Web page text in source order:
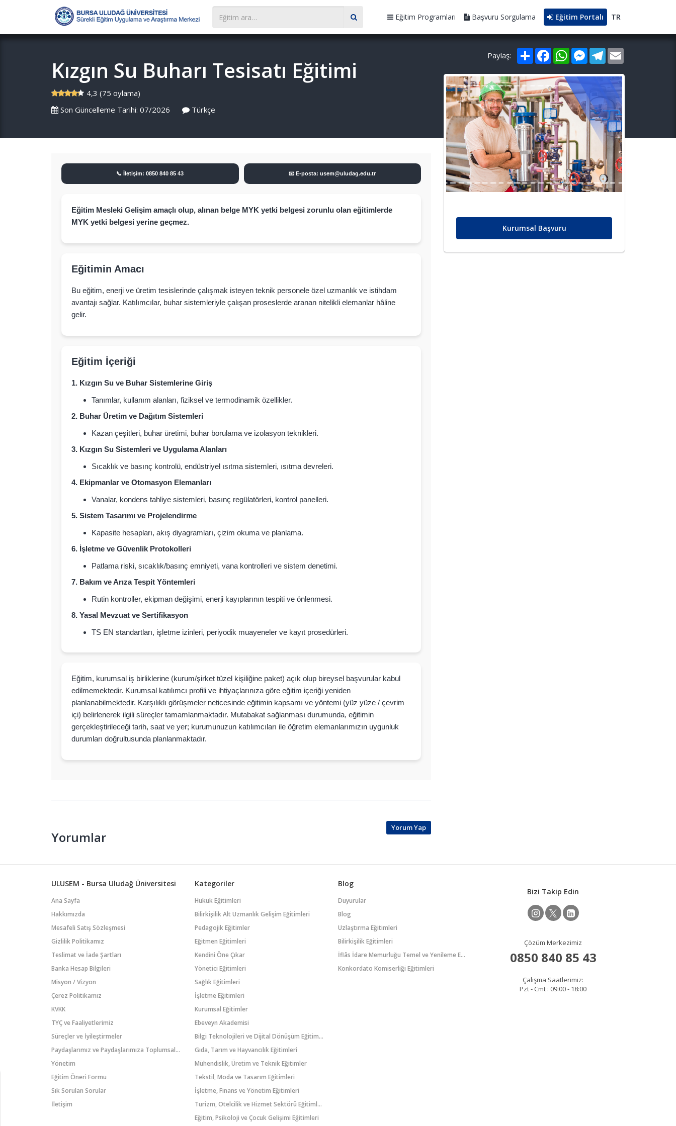
Eğitim Programları Başvuru Sorgulama Eğitim Portalı TR
Kızgın Su Buharı Tesisatı Eğitimi
4,3 (75 oylama)
Son Güncelleme Tarihi: 07/2026
Türkçe
📞 İletişim: 0850 840 85 43 📧 E-posta: usem@uludag.edu.tr
Eğitim Mesleki Gelişim amaçlı olup, alınan belge MYK yetki belgesi zorunlu olan eğitimlerde
MYK yetki belgesi yerine geçmez.
Eğitimin Amacı
Bu eğitim, enerji ve üretim tesislerinde çalışmak isteyen teknik personele özel uzmanlık ve istihdam
avantajı sağlar. Katılımcılar, buhar sistemleriyle çalışan proseslerde aranan nitelikli elemanlar hâline
gelir.
Eğitim İçeriği
1. Kızgın Su ve Buhar Sistemlerine Giriş
Tanımlar, kullanım alanları, fiziksel ve termodinamik özellikler.
2. Buhar Üretim ve Dağıtım Sistemleri
Kazan çeşitleri, buhar üretimi, buhar borulama ve izolasyon teknikleri.
3. Kızgın Su Sistemleri ve Uygulama Alanları
Sıcaklık ve basınç kontrolü, endüstriyel ısıtma sistemleri, ısıtma devreleri.
4. Ekipmanlar ve Otomasyon Elemanları
Vanalar, kondens tahliye sistemleri, basınç regülatörleri, kontrol panelleri.
5. Sistem Tasarımı ve Projelendirme
Kapasite hesapları, akış diyagramları, çizim okuma ve planlama.
6. İşletme ve Güvenlik Protokolleri
Patlama riski, sıcaklık/basınç emniyeti, vana kontrolleri ve sistem denetimi.
7. Bakım ve Arıza Tespit Yöntemleri
Rutin kontroller, ekipman değişimi, enerji kayıplarının tespiti ve önlenmesi.
8. Yasal Mevzuat ve Sertifikasyon
TS EN standartları, işletme izinleri, periyodik muayeneler ve kayıt prosedürleri.
Eğitim, kurumsal iş birliklerine (kurum/şirket tüzel kişiliğine paket) açık olup bireysel başvurular kabul
edilmemektedir. Kurumsal katılımcı profili ve ihtiyaçlarınıza göre eğitim içeriği yeniden
planlanabilmektedir. Karşılıklı görüşmeler neticesinde eğitimin kapsamı ve yöntemi (yüz yüze / çevrim
içi) belirlenerek ilgili süreçler tamamlanmaktadır. Mutabakat sağlanması durumunda, eğitimin
gerçekleştirileceği tarih, saat ve yer; kurumunuzun katılımcıları ile öğretim elemanlarımızın uygunluk
durumları doğrultusunda planlanmaktadır.
Yorumlar
Yorum Yap
Paylaş: PaylaşFacebookWhatsAppMessenger
Telegram
Kurumsal Başvuru
ULUSEM - Bursa Uludağ Üniversitesi
Ana Sayfa
Hakkımızda
Mesafeli Satış Sözleşmesi
Gizlilik Politikamız
Teslimat ve İade Şartları
Banka Hesap Bilgileri
Misyon / Vizyon
Çerez Politikamız
KVKK
TYÇ ve Faaliyetlerimiz
Süreçler ve İyileştirmeler
Paydaşlarımız ve Paydaşlarımıza Toplumsal Katkı
Yönetim
Eğitim Öneri Formu
Sık Sorulan Sorular
İletişim
Kategoriler
Hukuk Eğitimleri
Bilirkişilik Alt Uzmanlık Gelişim Eğitimleri
Pedagojik Eğitimler
Eğitmen Eğitimleri
Kendini Öne Çıkar
Yönetici Eğitimleri
Sağlık Eğitimleri
İşletme Eğitimleri
Kurumsal Eğitimler
Ebeveyn Akademisi
Bilgi Teknolojileri ve Dijital Dönüşüm Eğitimleri
Gıda, Tarım ve Hayvancılık Eğitimleri
Mühendislik, Üretim ve Teknik Eğitimler
Tekstil, Moda ve Tasarım Eğitimleri
İşletme, Finans ve Yönetim Eğitimleri
Turizm, Otelcilik ve Hizmet Sektörü Eğitimleri
Eğitim, Psikoloji ve Çocuk Gelişimi Eğitimleri
Blog
Duyurular
Blog
Uzlaştırma Eğitimleri
Bilirkişilik Eğitimleri
İflâs İdare Memurluğu Temel ve Yenileme Eğitimleri
Konkordato Komiserliği Eğitimleri
Bizi Takip Edin
Çözüm Merkezimiz
0850 840 85 43
Çalışma Saatlerimiz:
Pzt - Cmt : 09:00 - 18:00